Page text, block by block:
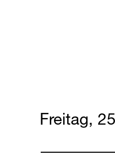
Freitag,